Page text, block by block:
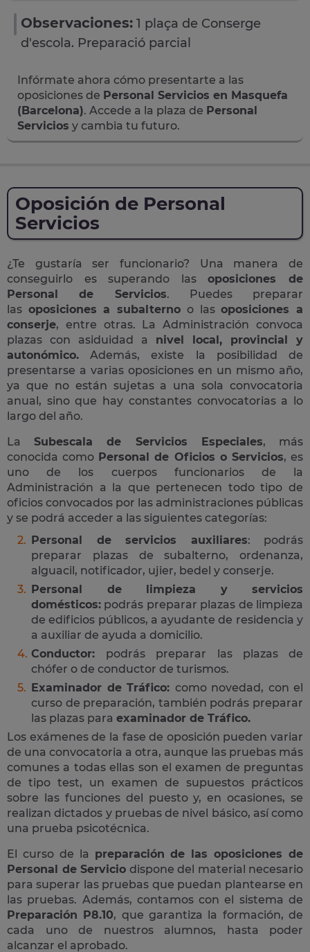
Observaciones: 1 plaça de Conserge
d'escola. Preparació parcial
Infórmate ahora cómo presentarte a las
oposiciones de Personal Servicios en Masquefa
(Barcelona). Accede a la plaza de Personal
Servicios y cambia tu futuro.
Oposición de Personal
Servicios
¿Te gustaría ser funcionario? Una manera de
conseguirlo es superando lasoposiciones de
Personal de Servicios. Puedes preparar
las oposiciones a subalterno o lasoposiciones a
conserje, entre otras. La Administración convoca
plazas con asiduidad a nivel local, provincial y
autonómico. Además, existe la posibilidad de
presentarse a varias oposiciones en un mismo año,
ya que no están sujetas a una sola convocatoria
anual, sino que hay constantes convocatorias a lo
largo del año.
LaSubescala de Servicios Especiales, más
conocida como Personal de Oficios o Servicios, es
uno de los cuerpos funcionarios de la
Administración a la que pertenecen todo tipo de
oficios convocados por las administraciones públicas
y se podrá acceder a las siguientes categorías:
Personal de servicios auxiliares: podrás
preparar plazas de subalterno, ordenanza,
alguacil, notificador, ujier, bedel y conserje.
Personal de limpieza y servicios
domésticos: podrás preparar plazas de limpieza
de edificios públicos, a ayudante de residencia y
a auxiliar de ayuda a domicilio.
Conductor: podrás preparar las plazas de
chófer o de conductor de turismos.
Examinador de Tráfico: como novedad, con el
curso de preparación, también podrás preparar
las plazas para examinador de Tráfico.
Los exámenes de la fase de oposición pueden variar
de una convocatoria a otra, aunque las pruebas más
comunes a todas ellas son el examen de preguntas
de tipo test, un examen de supuestos prácticos
sobre las funciones del puesto y, en ocasiones, se
realizan dictados y pruebas de nivel básico, así como
una prueba psicotécnica.
El curso de la preparación de las oposiciones de
Personal de Servicio dispone del material necesario
para superar las pruebas que puedan plantearse en
las pruebas. Además, contamos con el sistema de
Preparación P8.10, que garantiza la formación, de
cada uno de nuestros alumnos, hasta poder
alcanzar el aprobado.